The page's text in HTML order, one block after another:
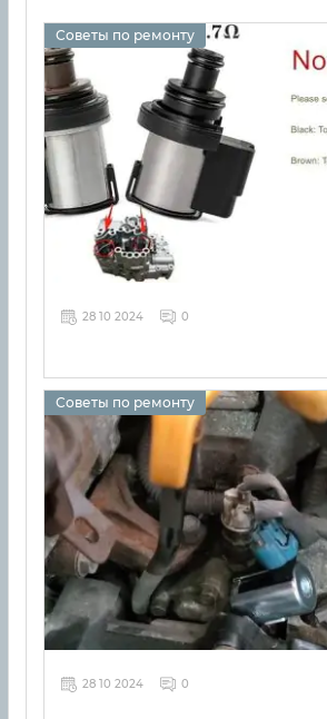
Советы по ремонту
28 10 2024 0
Советы по ремонту
28 10 2024 0